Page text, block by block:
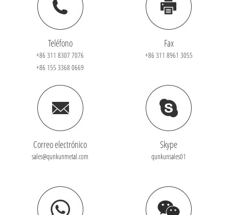
Teléfono
+86 311 8307 7076
+86 155 3368 0669
Fax
+86 311 8961 3055
Correo electrónico
sales@qunkunmetal.com
Skype
qunkunsales01